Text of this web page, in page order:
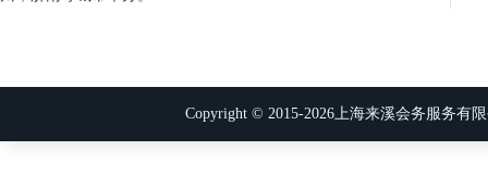
Copyright © 2015-2026上海来溪会务服务有